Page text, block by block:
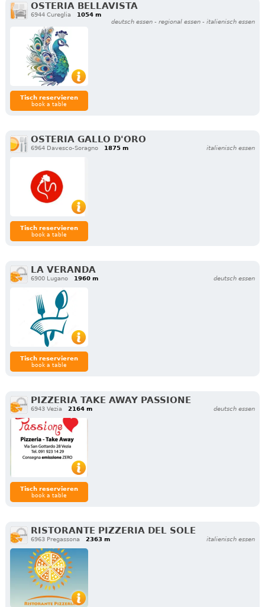
OSTERIA BELLAVISTA
6944 Cureglia
1054 m
deutsch essen - regional essen - italienisch essen
Tisch reservieren
book a table
OSTERIA GALLO D'ORO
6964 Davesco-Soragno 1875 m italienisch essen
Tisch reservieren
book a table
LA VERANDA
6900 Lugano 1960 m deutsch essen
Tisch reservieren
book a table
PIZZERIA TAKE AWAY PASSIONE
6943 Vezia 2164 m deutsch essen
Tisch reservieren
book a table
RISTORANTE PIZZERIA DEL SOLE
6963 Pregassona 2363 m italienisch essen